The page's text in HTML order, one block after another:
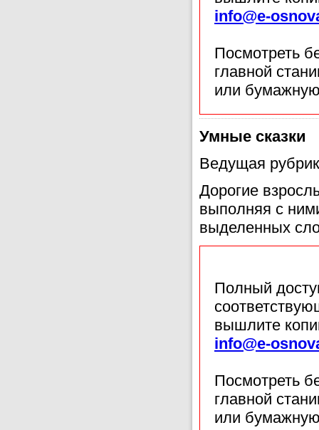
info@e-
Посмотреть
главной
или
Умные сказки
Ведущая
Дорогие
выполняя с
выделенных
Полный
вышлите
info@e-
Посмотреть
главной
или